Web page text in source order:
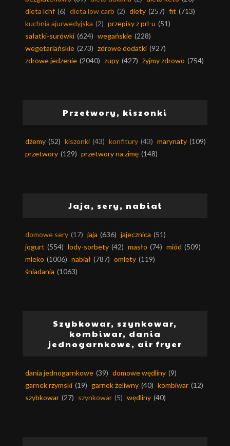
dieta lchf (6) dieta low carb (2) diety (257) fit (713)
kuchnia ajurwedyjska (2) przepisy z prl-u (51)
sałatki-surówki (624) wegańskie (228)
wegetariańskie (273) zdrowe dodatki (927)
zdrowe jedzenie (2040) zupy (427) żyjmy zdrowo (754)
Przetwory, kiszonki
dżemy (52) kiszonki (43) konfitury (43) marynaty (109)
przetwory (129) przetwory na zimę (148)
Jaja, sery, nabiał
domowe sery (17) jaja (636) jajecznica (51)
jogurt (554) lody-sorbety (42) masło (74) miód (509)
mleko (1006) nabiał (787) omlety (119)
śniadania (1063)
Szybkowar, szynkowar,
kombiwar, dania
jednogarnkowe, air fryer
dania jednogarnkowe (39) domowe wędliny (9)
garnek rzymski (19) garnek żeliwny (40) kombiwar (12)
szybkowar (27) szynkowar (5) wędliny (40)